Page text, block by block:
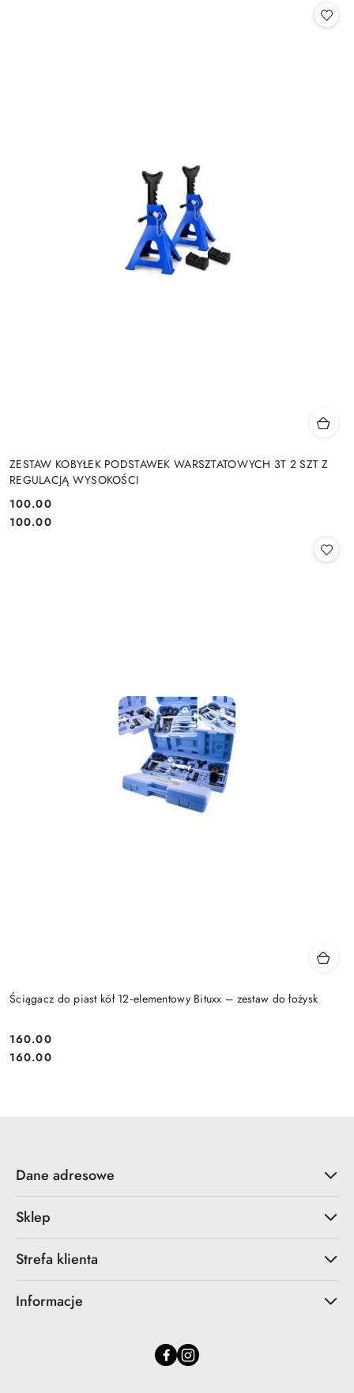
ZESTAW KOBYŁEK PODSTAWEK WARSZTATOWYCH 3T 2 SZT Z
REGULACJĄ WYSOKOŚCI
Cena:
100.00
Cena:
100.00
Ściągacz do piast kół 12‑elementowy Bituxx – zestaw do łożysk
Cena:
160.00
Cena:
160.00
Dane adresowe
Sklep
Strefa klienta
Informacje